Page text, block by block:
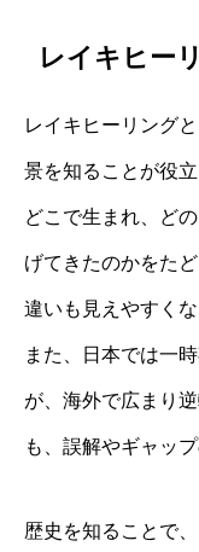
レイキヒー
レイキヒーリング
景を知ることが役立
どこで生まれ、ど
げてきたのかをた
違いも見えやすくな
また、日本では一
が、海外で広まり
も、誤解やギャッ
歴史を知ることで